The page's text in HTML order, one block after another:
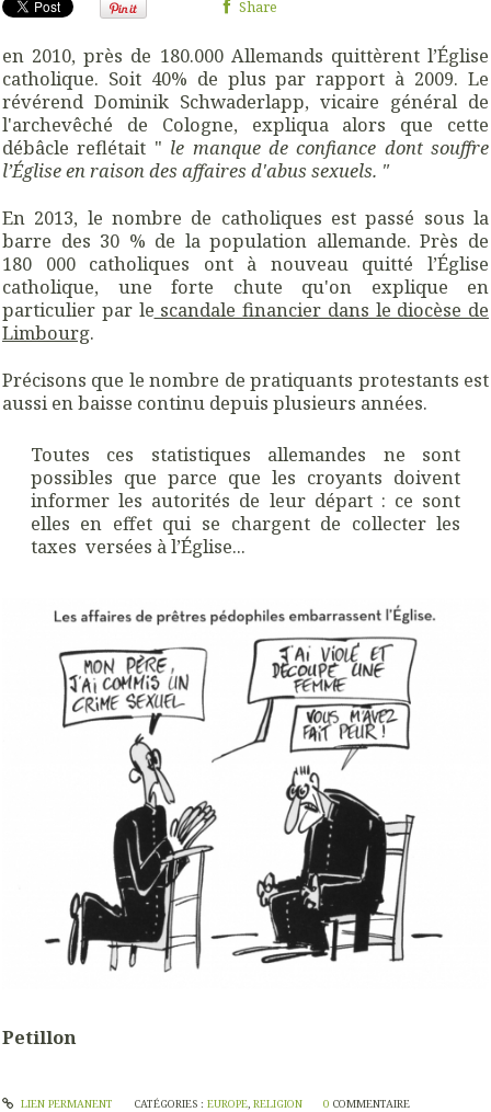
Share
en 2010, près de 180.000 Allemands quittèrent l’Église
catholique. Soit 40% de plus par rapport à 2009. Le
révérend Dominik Schwaderlapp, vicaire général de
l'archevêché de Cologne, expliqua alors que cette
débâcle reflétait " le manque de confiance dont souffre
l’Église en raison des affaires d'abus sexuels. "
En 2013, le nombre de catholiques est passé sous la
barre des 30 % de la population allemande. Près de
180 000 catholiques ont à nouveau quitté l’Église
catholique, une forte chute qu'on explique en
particulier par le scandale financier dans le diocèse de
Limbourg.
Précisons que le nombre de pratiquants protestants est
aussi en baisse continu depuis plusieurs années.
Toutes ces statistiques allemandes ne sont
possibles que parce que les croyants doivent
informer les autorités de leur départ : ce sont
elles en effet qui se chargent de collecter les
taxes versées à l’Église...
Petillon
LIEN PERMANENT CATÉGORIES : EUROPE, RELIGION 0 COMMENTAIRE